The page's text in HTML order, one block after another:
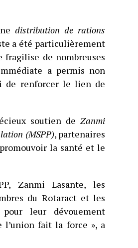
distribution de rations
a été particulièrement
de nombreuses
a permis non
de renforcer le lien de
soutien de Zanmi
(MSPP), partenaires
la santé et le
Zanmi Lasante, les
du Rotaract et les
leur dévouement
l’union fait la force », a